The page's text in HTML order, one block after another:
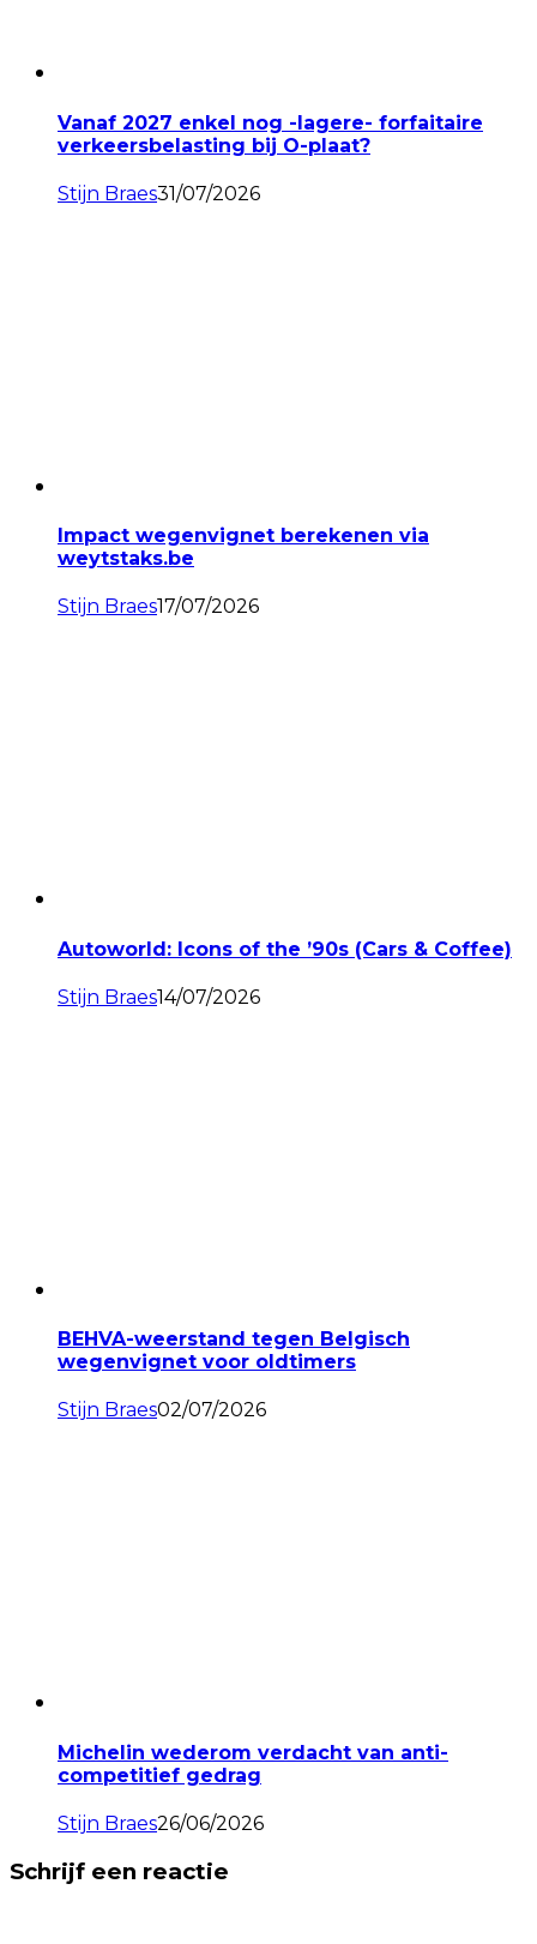
Vanaf 2027 enkel nog -lagere- forfaitaire
verkeersbelasting bij O-plaat?
Stijn Braes31/07/2026
Impact wegenvignet berekenen via
weytstaks.be
Stijn Braes17/07/2026
Autoworld: Icons of the ’90s (Cars & Coffee)
Stijn Braes14/07/2026
BEHVA-weerstand tegen Belgisch
wegenvignet voor oldtimers
Stijn Braes02/07/2026
Michelin wederom verdacht van anti-
competitief gedrag
Stijn Braes26/06/2026
Schrijf een reactie